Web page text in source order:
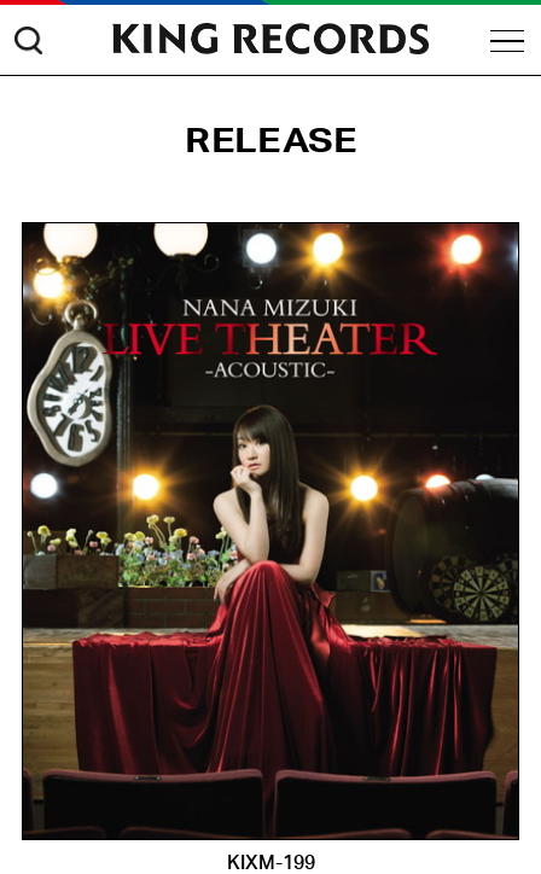
RELEASE
KIXM-199